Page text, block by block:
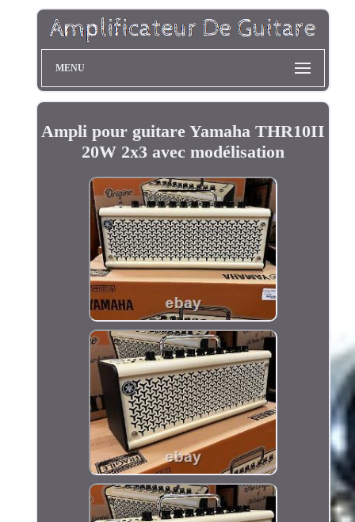
MENU
Ampli pour guitare Yamaha THR10II
20W 2x3 avec modélisation